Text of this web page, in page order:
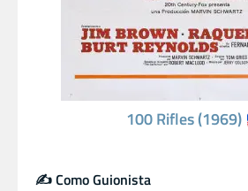
100 Rifles (1969)
✍️ Como Guionista